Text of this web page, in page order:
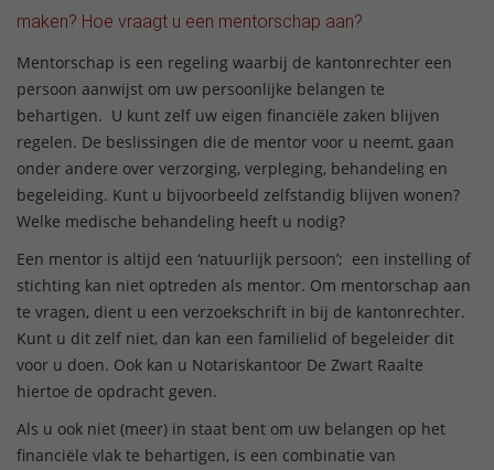
maken? Hoe vraagt u een mentorschap aan?
Mentorschap is een regeling waarbij de kantonrechter een
persoon aanwijst om uw persoonlijke belangen te
behartigen. U kunt zelf uw eigen financiële zaken blijven
regelen. De beslissingen die de mentor voor u neemt, gaan
onder andere over verzorging, verpleging, behandeling en
begeleiding. Kunt u bijvoorbeeld zelfstandig blijven wonen?
Welke medische behandeling heeft u nodig?
Een mentor is altijd een ‘natuurlijk persoon’; een instelling of
stichting kan niet optreden als mentor. Om mentorschap aan
te vragen, dient u een verzoekschrift in bij de kantonrechter.
Kunt u dit zelf niet, dan kan een familielid of begeleider dit
voor u doen. Ook kan u Notariskantoor De Zwart Raalte
hiertoe de opdracht geven.
Als u ook niet (meer) in staat bent om uw belangen op het
financiële vlak te behartigen, is een combinatie van